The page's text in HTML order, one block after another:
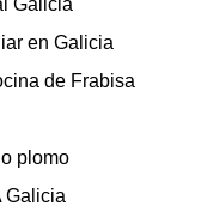
en Galicia
de Frabisa
plomo
Galicia